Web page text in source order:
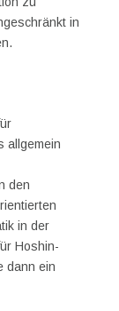
in
allgemein
den
in der
Hoshin-
dann ein